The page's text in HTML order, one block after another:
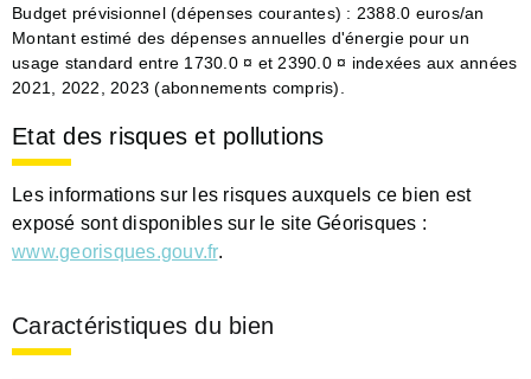
Budget prévisionnel (dépenses courantes) : 2388.0 euros/an
Montant estimé des dépenses annuelles d'énergie pour un
usage standard entre 1730.0 ¤ et 2390.0 ¤ indexées aux années
2021, 2022, 2023 (abonnements compris).
Etat des risques et pollutions
Les informations sur les risques auxquels ce bien est
exposé sont disponibles sur le site Géorisques :
www.georisques.gouv.fr.
Caractéristiques du bien